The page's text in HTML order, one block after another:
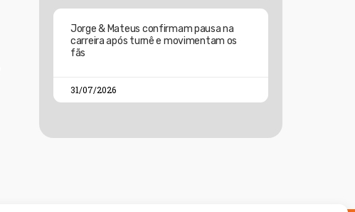
Jorge & Mateus confirmam pausa na
carreira após turnê e movimentam os
fãs
31/07/2026